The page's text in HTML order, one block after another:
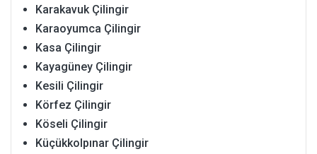
Karakavuk Çilingir
Karaoyumca Çilingir
Kasa Çilingir
Kayagüney Çilingir
Kesili Çilingir
Körfez Çilingir
Köseli Çilingir
Küçükkolpınar Çilingir